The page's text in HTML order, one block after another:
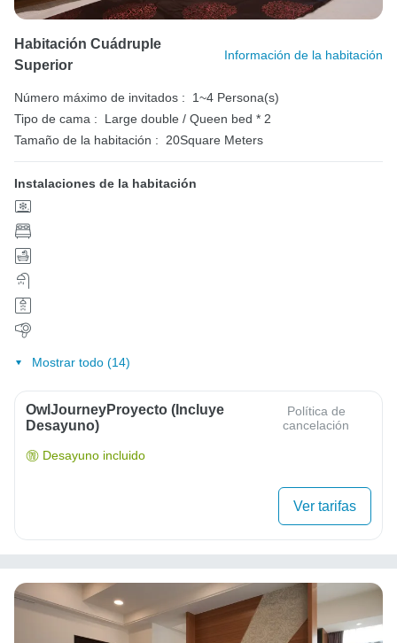
Habitación Cuádruple
Superior
Información de la habitación
Número máximo de invitados :
1~4 Persona(s)
Tipo de cama :
Large double / Queen bed * 2
Tamaño de la habitación :
20Square Meters
Instalaciones de la habitación
Mostrar todo (14)
OwlJourneyProyecto (Incluye
Desayuno)
Política de
cancelación
Desayuno incluido
Ver tarifas